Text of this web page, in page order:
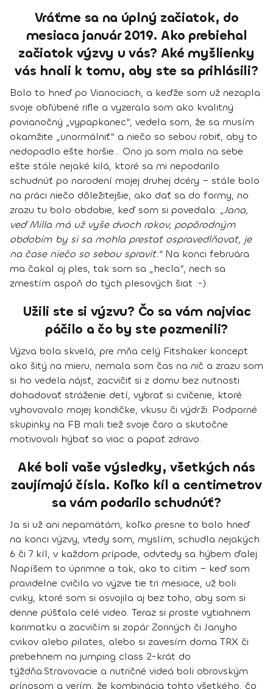
Vráťme sa na úplný začiatok, do
mesiaca január 2019. Ako prebiehal
začiatok výzvy u vás? Aké myšlienky
vás hnali k tomu, aby ste sa prihlásili?
Bolo to hneď po Vianociach, a keďže som už nezapla
svoje obľúbené rifle a vyzerala som ako kvalitný
povianočný „vypapkanec“, vedela som, že sa musím
okamžite „unormálniť“ a niečo so sebou robiť, aby to
nedopadlo ešte horšie... Ono ja som mala na sebe
ešte stále nejaké kilá, ktoré sa mi nepodarilo
schudnúť po narodení mojej druhej dcéry − stále bolo
na práci niečo dôležitejšie, ako dať sa do formy, no
zrazu tu bolo obdobie, keď som si povedala: „Jana,
veď Milla má už vyše dvoch rokov, popôrodným
obdobím by si sa mohla prestať ospravedlňovať, je
na čase niečo so sebou spraviť.“ Na konci februára
ma čakal aj ples, tak som sa „hecla“, nech sa
zmestím aspoň do tých plesových šiat :-).
Užili ste si výzvu? Čo sa vám najviac
páčilo a čo by ste pozmenili?
Výzva bola skvelá, pre mňa celý Fitshaker koncept
ako šitý na mieru, nemala som čas na nič a zrazu som
si ho vedela nájsť, zacvičiť si z domu bez nutnosti
dohadovať stráženie detí, vybrať si cvičenie, ktoré
vyhovovalo mojej kondičke, vkusu či výdrži. Podporné
skupinky na FB mali tiež svoje čaro a skutočne
motivovali hýbať sa viac a papať zdravo.
Aké boli vaše výsledky, všetkých nás
zaujímajú čísla. Koľko kíl a centimetrov
sa vám podarilo schudnúť?
Ja si už ani nepamätám, koľko presne to bolo hneď
na konci výzvy, vtedy som, myslím, schudla nejakých
6 či 7 kíl, v každom prípade, odvtedy sa hýbem ďalej.
Napíšem to úprimne a tak, ako to cítim − keď som
pravidelne cvičila vo výzve tie tri mesiace, už boli
cviky, ktoré som si osvojila aj bez toho, aby som si
denne púšťala celé video. Teraz si proste vytiahnem
karimatku a zacvičím si zopár Zoriných či Janyho
cvikov alebo pilates, alebo si zavesím doma TRX či
prebehnem na jumping class 2-krát do
týždňa.Stravovacie a nutričné videá boli obrovským
prínosom a verím, že kombinácia tohto všetkého, čo